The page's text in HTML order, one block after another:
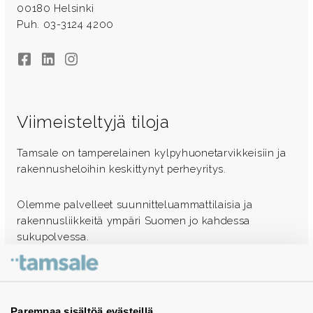
Parempaa sisältöä evästeillä
00180 Helsinki
Puh. 03-3124 4200
FacebookLinkedInInstagram
Viimeisteltyjä tiloja
Tamsale on tamperelainen kylpyhuonetarvikkeisiin ja
rakennusheloihin keskittynyt perheyritys.
Olemme palvelleet suunnitteluammattilaisia ja
rakennusliikkeitä ympäri Suomen jo kahdessa
sukupolvessa.
Ota yhteyttä - autamme mielellämme
Tuotekuvastot